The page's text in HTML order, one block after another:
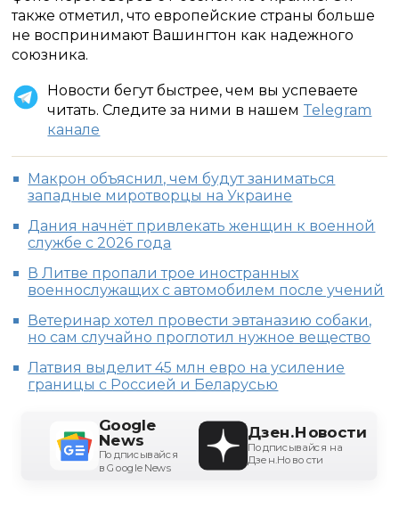
также отметил, что европейские страны больше
не воспринимают Вашингтон как надежного
союзника.
Новости бегут быстрее, чем вы успеваете
читать. Следите за ними в нашем Telegram
канале
Макрон объяснил, чем будут заниматься
западные миротворцы на Украине
Дания начнёт привлекать женщин к военной
службе с 2026 года
В Литве пропали трое иностранных
военнослужащих с автомобилем после учений
Ветеринар хотел провести эвтаназию собаки,
но сам случайно проглотил нужное вещество
Латвия выделит 45 млн евро на усиление
границы с Россией и Беларусью
Google
News
Подписывайся
в Google News
Дзен.Новости
Подписывайся на
Дзен.Новости